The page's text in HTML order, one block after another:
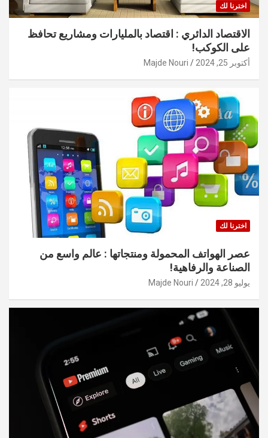
اخترنا لك
الاقتصاد الدائري : اقتصاد بالمليارات ومشاريع تحافظ
على الكوكب!
أكتوبر 25, 2024 Majde Nouri
اخترنا لك
عصر الهواتف المحمولة ومنتجاتها : عالم واسع من
الصناعة والرفاهية!
يوليو 28, 2024 Majde Nouri